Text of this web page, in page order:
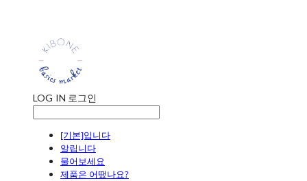
LOG IN 로그인
[기본]입니다
알립니다
물어보세요
제품은 어땠나요?